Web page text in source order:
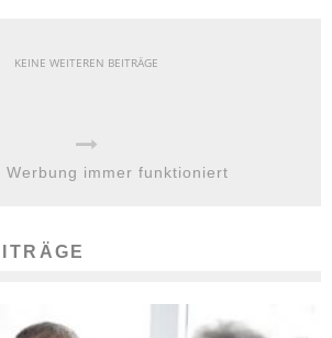
KEINE WEITEREN BEITRÄGE
Werbung immer funktioniert